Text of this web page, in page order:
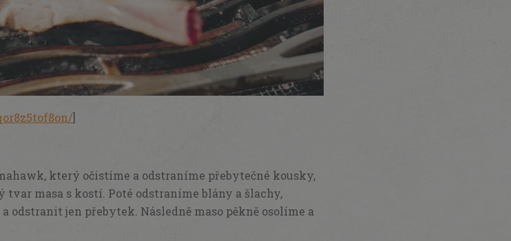
]
který očistíme a odstraníme přebytečné kousky,
tvar masa s kostí. Poté odstraníme blány a šlachy,
odstranit jen přebytek. Následně maso pěkně osolíme a